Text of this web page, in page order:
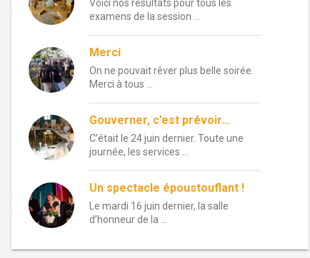
Voici nos résultats pour tous les
examens de la session …
Merci
On ne pouvait rêver plus belle soirée.
Merci à tous …
Gouverner, c’est prévoir…
C’était le 24 juin dernier. Toute une
journée, les services …
Un spectacle époustouflant !
Le mardi 16 juin dernier, la salle
d’honneur de la …